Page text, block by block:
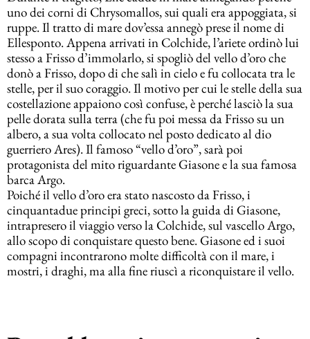
uno dei corni di Chrysomallos, sui quali era appoggiata, si
ruppe. Il tratto di mare dov’essa annegò prese il nome di
Ellesponto. Appena arrivati in Colchide, l’ariete ordinò lui
stesso a Frisso d’immolarlo, si spogliò del vello d’oro che
donò a Frisso, dopo di che salì in cielo e fu collocata tra le
stelle, per il suo coraggio. Il motivo per cui le stelle della sua
costellazione appaiono così confuse, è perché lasciò la sua
pelle dorata sulla terra (che fu poi messa da Frisso su un
albero, a sua volta collocato nel posto dedicato al dio
guerriero Ares). Il famoso “vello d’oro”, sarà poi
protagonista del mito riguardante Giasone e la sua famosa
barca Argo.
Poiché il vello d’oro era stato nascosto da Frisso, i
cinquantadue principi greci, sotto la guida di Giasone,
intrapresero il viaggio verso la Colchide, sul vascello Argo,
allo scopo di conquistare questo bene. Giasone ed i suoi
compagni incontrarono molte difficoltà con il mare, i
mostri, i draghi, ma alla fine riuscì a riconquistare il vello.